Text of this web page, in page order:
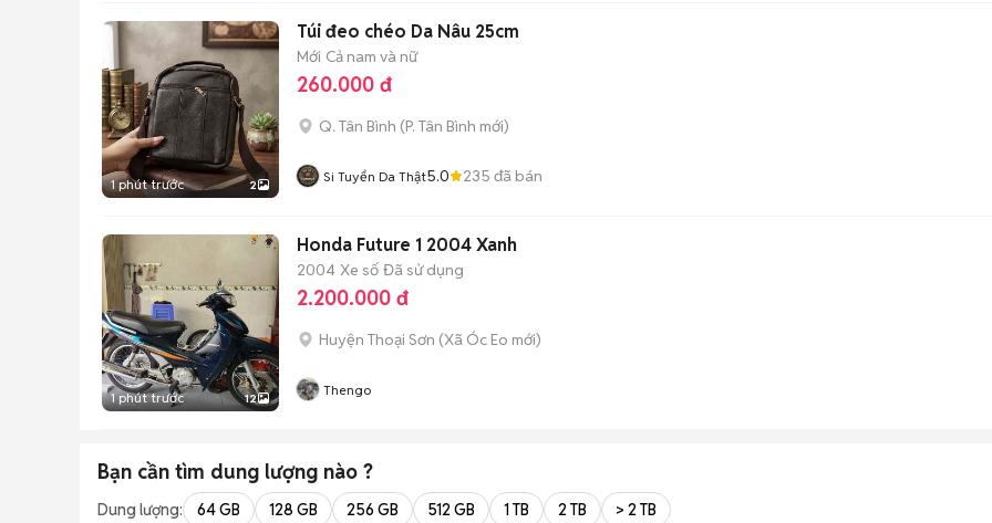
1 phút trước 2
Túi đeo chéo Da Nâu 25cm
Mới Cả nam và nữ
260.000 đ
Q. Tân Bình (P. Tân Bình mới)
Si Tuyển Da Thật5.0 235 đã bán
1 phút trước 12
Honda Future 1 2004 Xanh
2004 Xe số Đã sử dụng
2.200.000 đ
Huyện Thoại Sơn (Xã Óc Eo mới)
Thengo
Bạn cần tìm dung lượng nào ?
Dung lượng: 64 GB 128 GB 256 GB 512 GB 1 TB 2 TB > 2 TB